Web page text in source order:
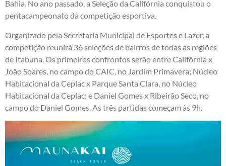
Bahia. No ano passado, a Seleção da Califórnia conquistou o
pentacampeonato da competição esportiva.
Organizado pela Secretaria Municipal de Esportes e Lazer, a
competição reunirá 36 seleções de bairros de todas as regiões
de Itabuna. Os primeiros confrontos serão entre Califórnia x
João Soares, no campo do CAIC, no Jardim Primavera; Núcleo
Habitacional da Ceplac x Parque Santa Clara, no Núcleo
Habitacional da Ceplac; e Daniel Gomes x Ribeirão Seco, no
campo do Daniel Gomes. As três partidas começam às 9h.